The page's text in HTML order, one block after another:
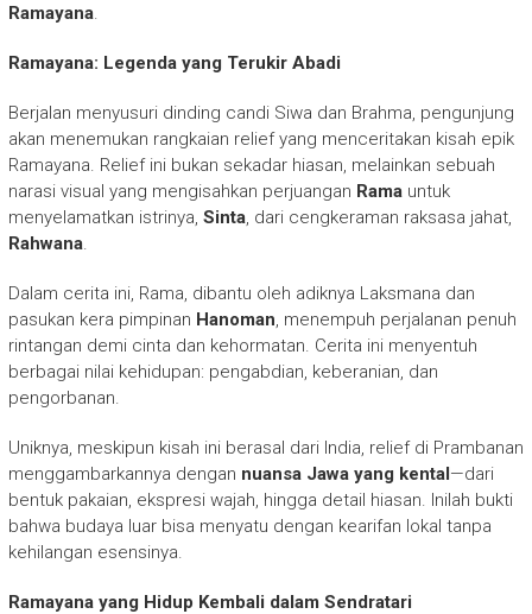
Ramayana.
Ramayana: Legenda yang Terukir Abadi
Berjalan menyusuri dinding candi Siwa dan Brahma, pengunjung
akan menemukan rangkaian relief yang menceritakan kisah epik
Ramayana. Relief ini bukan sekadar hiasan, melainkan sebuah
narasi visual yang mengisahkan perjuangan Ramauntuk
menyelamatkan istrinya, Sinta, dari cengkeraman raksasa jahat,
Rahwana.
Dalam cerita ini, Rama, dibantu oleh adiknya Laksmana dan
pasukan kera pimpinan Hanoman , menempuh perjalanan penuh
rintangan demi cinta dan kehormatan. Cerita ini menyentuh
berbagai nilai kehidupan: pengabdian, keberanian, dan
pengorbanan.
Uniknya, meskipun kisah ini berasal dari India, relief di Prambanan
menggambarkannya dengan nuansa Jawa yang kental—dari
bentuk pakaian, ekspresi wajah, hingga detail hiasan. Inilah bukti
bahwa budaya luar bisa menyatu dengan kearifan lokal tanpa
kehilangan esensinya.
Ramayana yang Hidup Kembali dalam Sendratari